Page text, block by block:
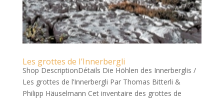
Les grottes de I’Innerbergli
Shop DescriptionDétails Die Höhlen des Innerberglis /
Les grottes de l’Innerbergli Par Thomas Bitterli &
Philipp Häuselmann Cet inventaire des grottes de